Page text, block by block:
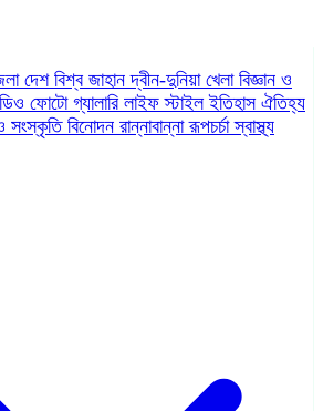
দেশ বিশ্ব জাহানদ্বীন-দুনিয়া খেলা বিজ্ঞান ও
ফোটো গ্যালারি লাইফ স্টাইলইতিহাস ঐতিহ্য
সংস্কৃতিবিনোদন রান্নাবান্নারূপচর্চাস্বাস্থ্য